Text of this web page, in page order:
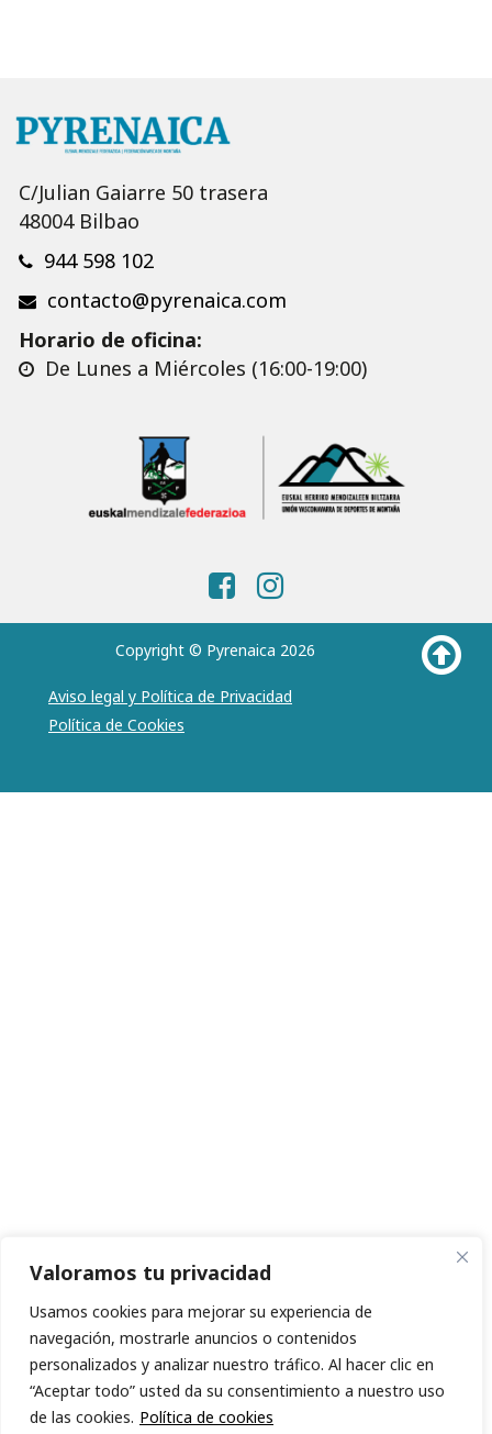
Valoramos tu privacidad
Usamos cookies para mejorar su experiencia de
navegación, mostrarle anuncios o contenidos
personalizados y analizar nuestro tráfico. Al hacer clic en
“Aceptar todo” usted da su consentimiento a nuestro uso
de las cookies. Política de cookies
C/Julian Gaiarre 50 trasera
48004 Bilbao
944 598 102
contacto@pyrenaica.com
Horario de oficina:
De Lunes a Miércoles (16:00-19:00)
Copyright © Pyrenaica 2026
Aviso legal y Política de Privacidad
Política de Cookies